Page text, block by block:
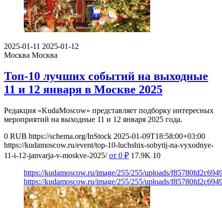
2025-01-11 2025-01-12
Москва Москва
Топ-10 лучших событий на выходные
11 и 12 января в Москве 2025
Редакция «KudaMoscow» представляет подборку интересных
мероприятий на выходные 11 и 12 января 2025 года.
0 RUB https://schema.org/InStock 2025-01-09T18:58:00+03:00
https://kudamoscow.ru/event/top-10-luchshix-sobytij-na-vyxodnye-
11-i-12-janvarja-v-moskve-2025/ от 0 ₽ 17.9K 10
https://kudamoscow.ru/image/255/255/uploads/
https://kudamoscow.ru/image/255/255/uploads/